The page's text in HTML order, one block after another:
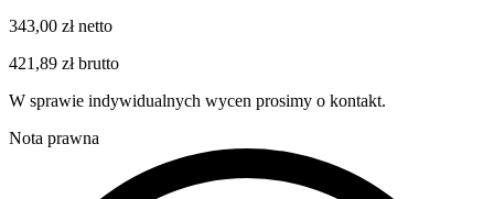
343,00 zł netto
421,89 zł brutto
W sprawie indywidualnych wycen prosimy o kontakt.
Nota prawna